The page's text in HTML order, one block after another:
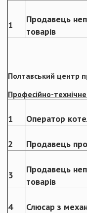
1
Продавець
товарів
Полтавський центр
Професійно-
1 Оператор
2 Продавець
3
Продавець
товарів
4 Слюсар з